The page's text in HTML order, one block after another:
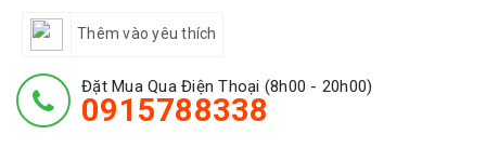
Thêm vào yêu thích
Đặt Mua Qua Điện Thoại (8h00 - 20h00)
0915788338